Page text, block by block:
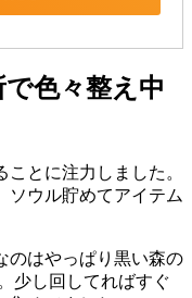
色々整え中
とに注力しました。
ソウル貯めてアイテム
のはやっぱり黒い森の
少し回してればすぐ